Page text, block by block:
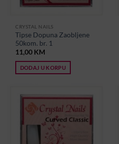
CRYSTAL NAILS
Tipse Dopuna Zaobljene
50kom. br. 1
11,00 KM
DODAJ U KORPU